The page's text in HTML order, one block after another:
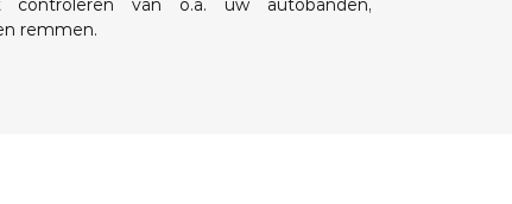
van o.a. uw autobanden,
remmen.